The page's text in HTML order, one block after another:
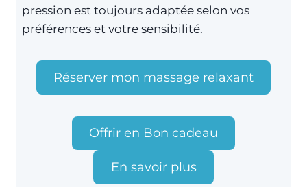
pression est toujours adaptée selon vos
préférences et votre sensibilité.
Réserver mon massage relaxant
Offrir en Bon cadeau
En savoir plus